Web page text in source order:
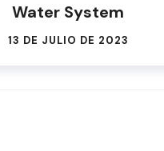
Water System
13 DE JULIO DE 2023